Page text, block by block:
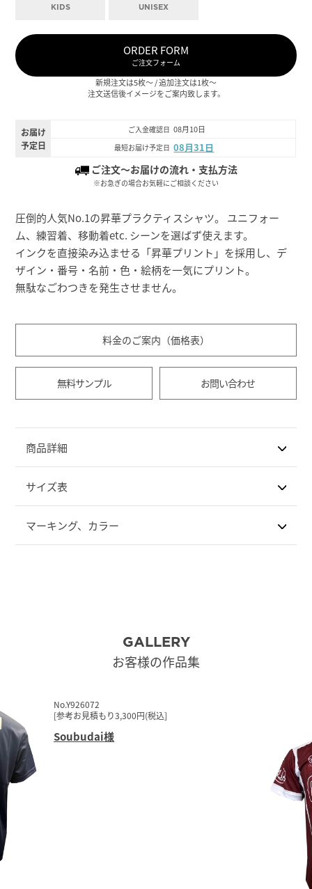
KIDS UNISEX
ORDER FORM
ご注文フォーム
新規注文は5枚～ / 追加注文は1枚～
注文送信後イメージをご案内致します。
お届け
予定日
ご入金確認日 08月10日
最短お届け予定日 08月31日
ご注文～お届けの流れ・支払方法
※お急ぎの場合お気軽にご相談ください
圧倒的人気No.1の昇華プラクティスシャツ。 ユニフォー
ム、練習着、移動着etc. シーンを選ばず使えます。
インクを直接染み込ませる「昇華プリント」を採用し、デ
ザイン・番号・名前・色・絵柄を一気にプリント。
無駄なごわつきを発生させません。
料金のご案内（価格表）
無料サンプル お問い合わせ
商品詳細
サイズ表
マーキング、カラー
GALLERY
お客様の作品集
No.Y926072
[参考お見積もり3,300円(税込]
Soubudai様